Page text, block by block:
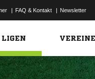
| FAQ & Kontakt | Newsletter
LIGEN